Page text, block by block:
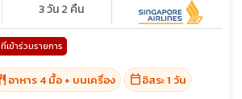
3 วัน 2 คืน
เข้าร่วมรายการ
อาหาร 4 มื้อ + บนเครื่อง calendar_todayอิสระ 1 วัน